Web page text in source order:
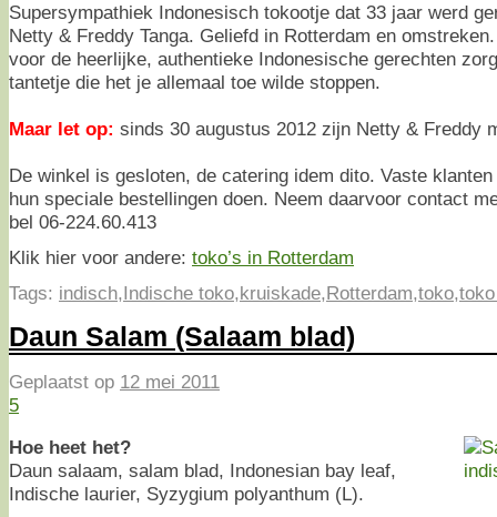
Supersympathiek Indonesisch tokootje dat 33 jaar werd
Netty & Freddy Tanga. Geliefd in Rotterdam en
voor de heerlijke, authentieke Indonesische gerechten
tantetje die het je allemaal toe wilde stoppen.
Maar let op: sinds 30 augustus 2012 zijn Netty & Freddy
De winkel is gesloten, de catering idem dito. Vaste
hun speciale bestellingen doen. Neem daarvoor contact
bel 06-224.60.413
Klik hier voor andere: toko’s in Rotterdam
Tags: indisch,Indische toko,kruiskade,Rotterdam,toko,
Daun Salam (Salaam blad)
Geplaatst op 12 mei 2011
5
Hoe heet het?
Daun salaam, salam blad, Indonesian bay leaf,
Indische laurier, Syzygium polyanthum (L).